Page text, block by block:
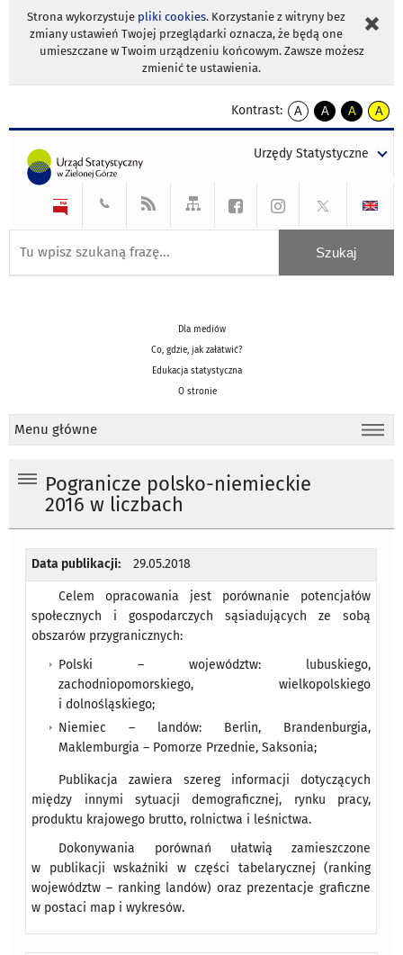
Strona wykorzystuje pliki cookies. Korzystanie z witryny bez
zmiany ustawień Twojej przeglądarki oznacza, że będą one
umieszczane w Twoim urządzeniu końcowym. Zawsze możesz
zmienić te ustawienia.
Kontrast:
A
kontrast
A
kontrast
tekst
czarnym
A
kontrast
tekst
czarnym
A
tekst
żółtym
Urzędy Statystyczne
Dla mediów
Co, gdzie, jak załatwić?
Edukacja statystyczna
O stronie
Menu główne
Pogranicze polsko-niemieckie
2016 w liczbach
Data publikacji: 29.05.2018
Celem opracowania jest porównanie potencjałów
społecznych i gospodarczych sąsiadujących ze sobą
obszarów przygranicznych:
Polski – województw: lubuskiego,
zachodniopomorskiego, wielkopolskiego
i dolnośląskiego;
Niemiec – landów: Berlin, Brandenburgia,
Maklemburgia – Pomorze Przednie, Saksonia;
Publikacja zawiera szereg informacji dotyczących
między innymi sytuacji demograficznej, rynku pracy,
produktu krajowego brutto, rolnictwa i leśnictwa.
Dokonywania porównań ułatwią zamieszczone
w publikacji wskaźniki w części tabelarycznej (ranking
województw – ranking landów) oraz prezentacje graficzne
w postaci map i wykresów.